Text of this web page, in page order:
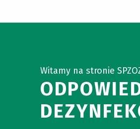
Witamy na stronie